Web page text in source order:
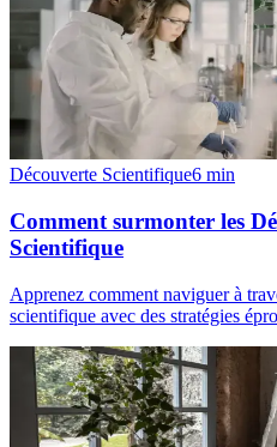
Découverte Scientifique6 min
Comment surmonter les
Scientifique
Apprenez comment naviguer à
scientifique avec des stratégies